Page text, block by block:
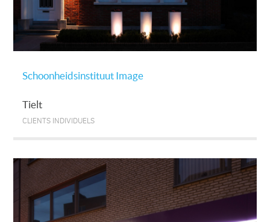
Schoonheidsinstituut Image
Tielt
CLIENTS INDIVIDUELS